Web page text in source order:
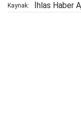
Kaynak: İhlas Haber